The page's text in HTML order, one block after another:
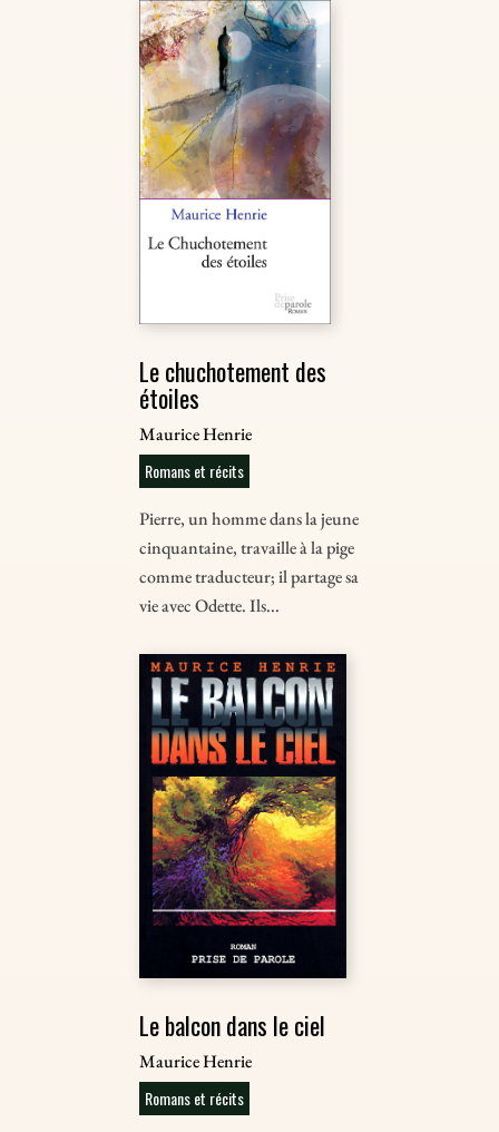
Le chuchotement des
étoiles
Maurice Henrie
Romans et récits
Pierre, un homme dans la jeune
cinquantaine, travaille à la pige
comme traducteur; il partage sa
vie avec Odette. Ils...
Le balcon dans le ciel
Maurice Henrie
Romans et récits